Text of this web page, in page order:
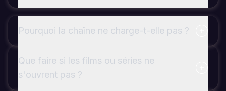
Pourquoi la chaîne ne charge-t-elle pas ?
Que faire si les films ou séries ne
s'ouvrent pas ?